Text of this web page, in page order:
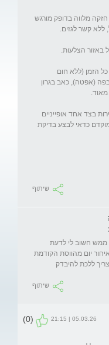
מלווה בדופק מורגש
הזמן (ללא חום
(אפטה), כאב בגרון
בצד אחד אופייניים
כדאי לבצע בדיקת
שיתוף
ממש חשוב לי לדעת
יום מהווסת הקודמת
ללכת להיבדק
שיתוף
05.03.26 | 21:15
(0)